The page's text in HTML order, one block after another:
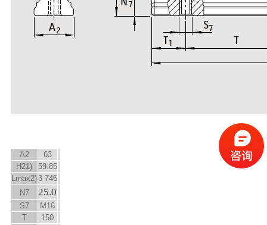
A2
63
H21)
59.85
Lmax2)3 746
N7 25.0
S7
M16
T
150